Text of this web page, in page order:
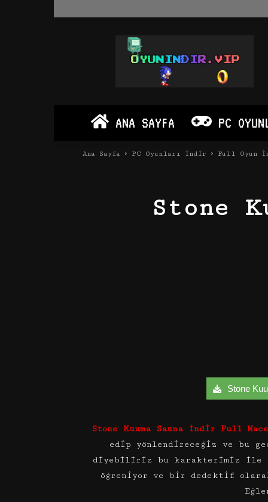
Oyun
İndir
PC
Android
ANA SAYFA PC
Ana Sayfa PC Oyunları İndir Full Oyun
Stone
Stone
Stone Kuuma Sauna İndir Full
edip yönlendireceğiz ve bu
diyebiliriz bu karakterimiz ile
öğreniyor ve bir dedektif olarak